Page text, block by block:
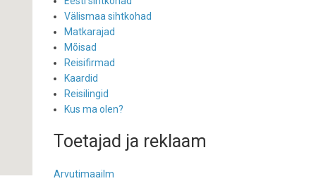
Välismaa sihtkohad
Matkarajad
Mõisad
Reisifirmad
Kaardid
Reisilingid
Kus ma olen?
Toetajad ja reklaam
Arvutimaailm